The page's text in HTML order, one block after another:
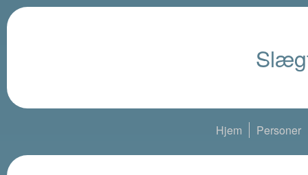
Hjem Personer